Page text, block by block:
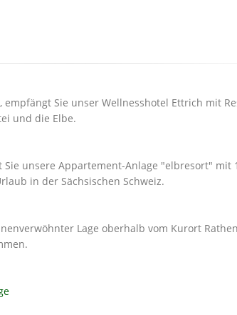
Sie unser Wellnesshotel Ettrich mit
und die Elbe.
unsere Appartement-Anlage "elbresort" mit
in der Sächsischen Schweiz.
Lage oberhalb vom Kurort